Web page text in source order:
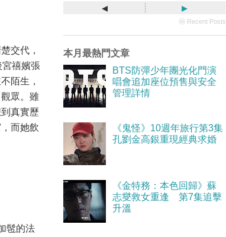
交代，
宮禧嬪張
陌生，
眾。雖
真實歷
而她飲
髢的法
◂ ▸
ⓦ Recent Posts
本月最熱門文章
BTS防彈少年團光化門演
唱會追加座位預售與安全
管理詳情
《鬼怪》10週年旅行第3集
孔劉金高銀重現經典求婚
《金特務：本色回歸》蘇
志燮救女重逢 第7集追擊
升溫